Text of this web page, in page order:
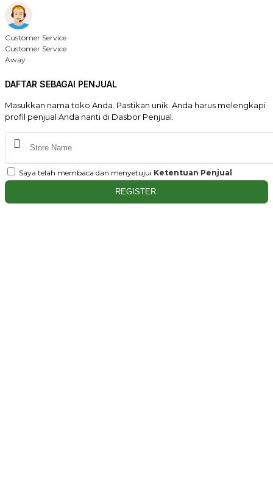
Customer Service
Customer Service
Away
DAFTAR SEBAGAI PENJUAL
Masukkan nama toko Anda. Pastikan unik. Anda harus melengkapi
profil penjual Anda nanti di Dasbor Penjual.
Saya telah membaca dan menyetujui Ketentuan Penjual
REGISTER